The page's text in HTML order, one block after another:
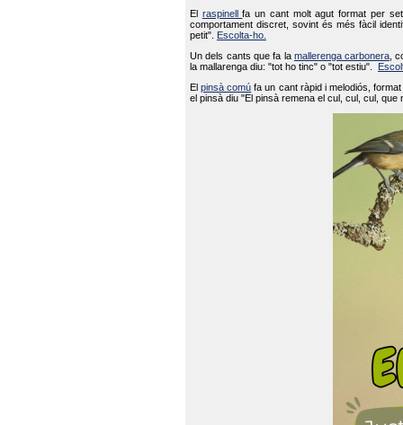
El raspinellfa un cant molt agut format per
comportament discret, sovint és més fàcil
petit".
Escolta-ho.
Un dels cants que fa la mallerenga carbonera ,
la mallarenga diu: "tot ho tinc" o "tot estiu".
Elpinsà comú fa un cant ràpid i melodiós,
el pinsà diu "El pinsà remena el cul, cul, cul,